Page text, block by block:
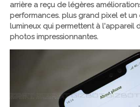
arrière a reçu de légères
performances. plus grand pixel et
lumineux qui permettent à l'appareil
photos impressionnantes.